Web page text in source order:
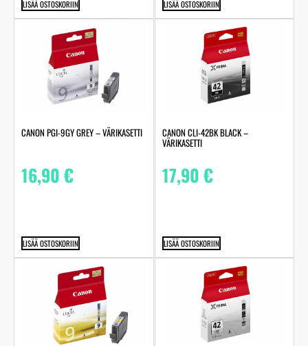
LISÄÄ OSTOSKORIIN LISÄÄ OSTOSKORIIN
CANON PGI-9GY GREY – VÄRIKASETTI
16,90€
LISÄÄ OSTOSKORIIN
CANON CLI-42BK BLACK –
VÄRIKASETTI
17,90€
LISÄÄ OSTOSKORIIN